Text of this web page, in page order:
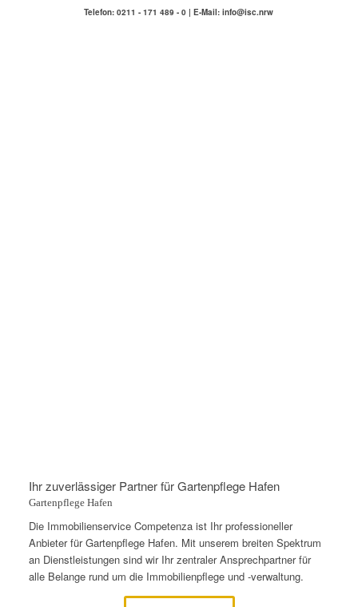
Telefon: 0211 - 171 489 - 0 | E-Mail: info@isc.nrw
Ihr zuverlässiger Partner für Gartenpflege Hafen
Gartenpflege Hafen
Die Immobilienservice Competenza ist Ihr professioneller
Anbieter für Gartenpflege Hafen. Mit unserem breiten Spektrum
an Dienstleistungen sind wir Ihr zentraler Ansprechpartner für
alle Belange rund um die Immobilienpflege und -verwaltung.